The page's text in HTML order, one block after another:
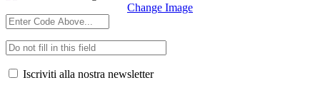
Change Image
Iscriviti alla nostra newsletter